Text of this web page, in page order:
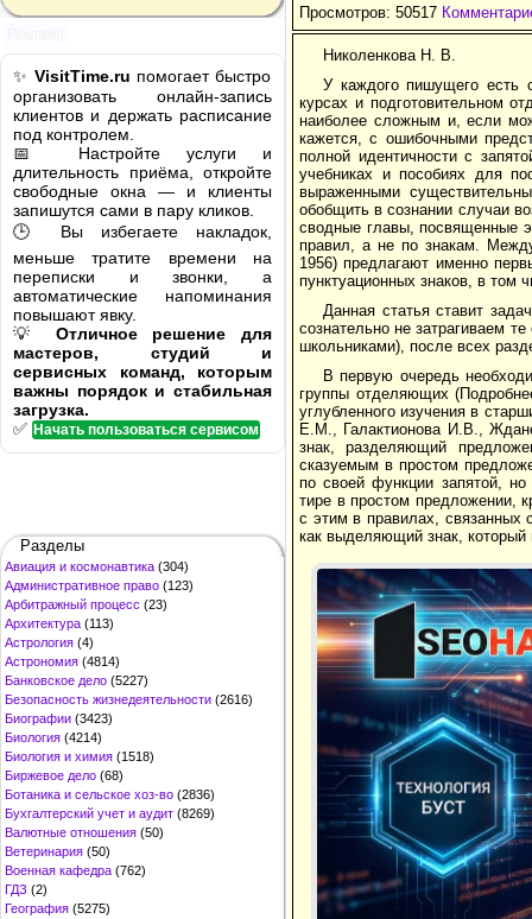
✨ VisitTime.ru помогает быстро
организовать онлайн-запись
клиентов и держать расписание
под контролем.
📅 Настройте услуги и
длительность приёма, откройте
свободные окна — и клиенты
запишутся сами в пару кликов.
🕒 Вы избегаете накладок,
меньше тратите времени на
переписки и звонки, а
автоматические напоминания
повышают явку.
💡 Отличное решение для
мастеров, студий и
сервисных команд, которым
важны порядок и стабильная
загрузка.
✅ Начать пользоваться сервисом
Разделы
Авиация и космонавтика (304)
Административное право (123)
Арбитражный процесс (23)
Архитектура (113)
Астрология (4)
Астрономия (4814)
Банковское дело (5227)
Безопасность жизнедеятельности (2616)
Биографии (3423)
Биология (4214)
Биология и химия (1518)
Биржевое дело (68)
Ботаника и сельское хоз-во (2836)
Бухгалтерский учет и аудит (8269)
Валютные отношения (50)
Ветеринария (50)
Военная кафедра (762)
ГДЗ (2)
География (5275)
Просмотров: 50517
Николенкова Н. В.
У каждого пишущего есть
курсах и подготовительном
наиболее сложным и, если
кажется, с ошибочными
полной идентичности с
учебниках и пособиях для
выраженными
обобщить в сознании случаи
сводные главы, посвященные
правил, а не по знакам.
1956) предлагают именно
пунктуационных знаков, в том
Данная статья ставит
сознательно не затрагиваем
школьниками), после всех
В первую очередь
группы отделяющих
углубленного изучения в
Е.М., Галактионова И.В.,
знак, разделяющий
сказуемым в простом
по своей функции запятой,
тире в простом предложении,
с этим в правилах, связанных
как выделяющий знак,